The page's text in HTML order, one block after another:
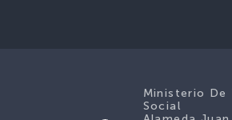
Ministerio De
Social